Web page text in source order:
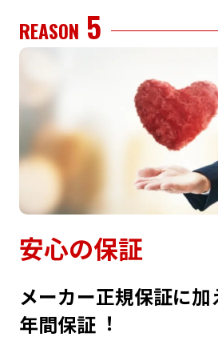
REASON 5
安⼼の保証
メーカー正規保証に
年間保証︕